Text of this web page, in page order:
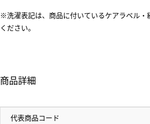
※洗濯表記は、商品に付いているケアラベル・
ください。
商品詳細
代表商品コード